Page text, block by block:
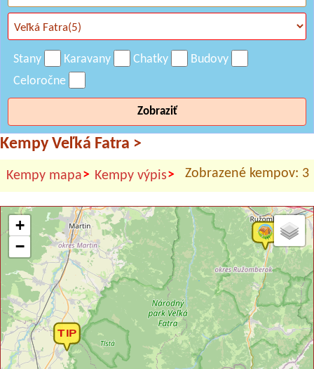
Stany Karavany Chatky
Budovy
Celoročne
Zobraziť
Kempy Veľká Fatra >
Kempy mapa> Kempy výpis> Zobrazené kempov: 3
+
−